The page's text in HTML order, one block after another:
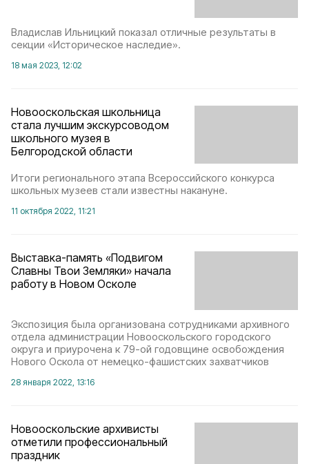
Владислав Ильницкий показал отличные результаты в
секции «Историческое наследие».
18 мая 2023, 12:02
Новооскольская школьница
стала лучшим экскурсоводом
школьного музея в
Белгородской области
Итоги регионального этапа Всероссийского конкурса
школьных музеев стали известны накануне.
11 октября 2022, 11:21
Выставка-память «Подвигом
Славны Твои Земляки» начала
работу в Новом Осколе
Экспозиция была организована сотрудниками архивного
отдела администрации Новооскольского городского
округа и приурочена к 79-ой годовщине освобождения
Нового Оскола от немецко-фашистских захватчиков
28 января 2022, 13:16
Новооскольские архивисты
отметили профессиональный
праздник